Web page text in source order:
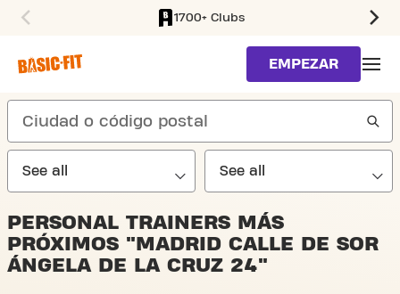
1700+ Clubs
EMPEZAR
search
PERSONAL TRAINERS MÁS
PRÓXIMOS "MADRID CALLE DE SOR
ÁNGELA DE LA CRUZ 24"